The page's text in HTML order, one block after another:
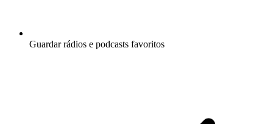
Guardar rádios e podcasts favoritos